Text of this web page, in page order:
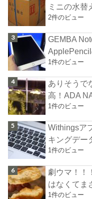
ミニの水替
2件のビュー
GEMBA
1件のビュー
ありそうで
高！ADA
1件のビュー
Withingsア
キングデー
1件のビュー
劇ウマ！！
はなくてま
1件のビュー